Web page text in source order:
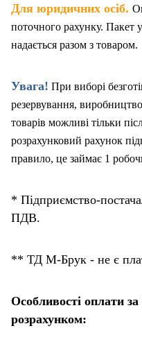
Для юридичних осіб.
поточного рахунку. Пакет у
надається разом з товаром.
Увага! При виборі
резервування,
товарів можливі тільки
розрахунковий рахунок
правило, це займає 1
* Підприємство-
ПДВ.
** ТД М-Брук - не є
Особливості оплати за
розрахунком: